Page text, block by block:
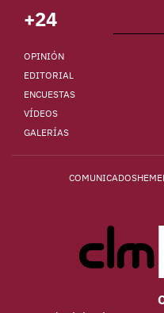
+24
OPINIÓN
EDITORIAL
ENCUESTAS
VÍDEOS
GALERÍAS
COMUNICADOS